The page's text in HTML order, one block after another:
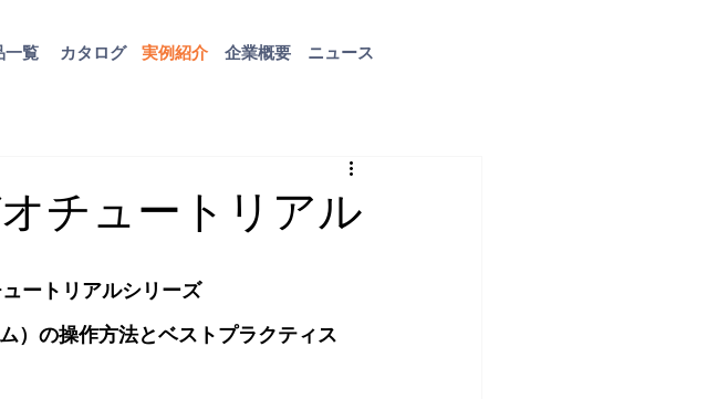
一覧 ​実例紹介
カタログ 企業概要 ニュース
チュートリアル
ートリアルシリーズ
）の操作方法とベストプラクティス